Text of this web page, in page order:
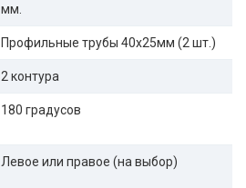
мм.
Профильные трубы 40х25мм (2 шт.)
2 контура
180 градусов
Левое или правое (на выбор)